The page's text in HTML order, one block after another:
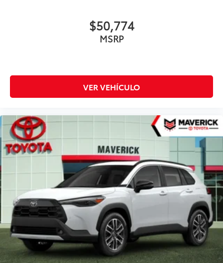
$50,774
MSRP
VER VEHÍCULO